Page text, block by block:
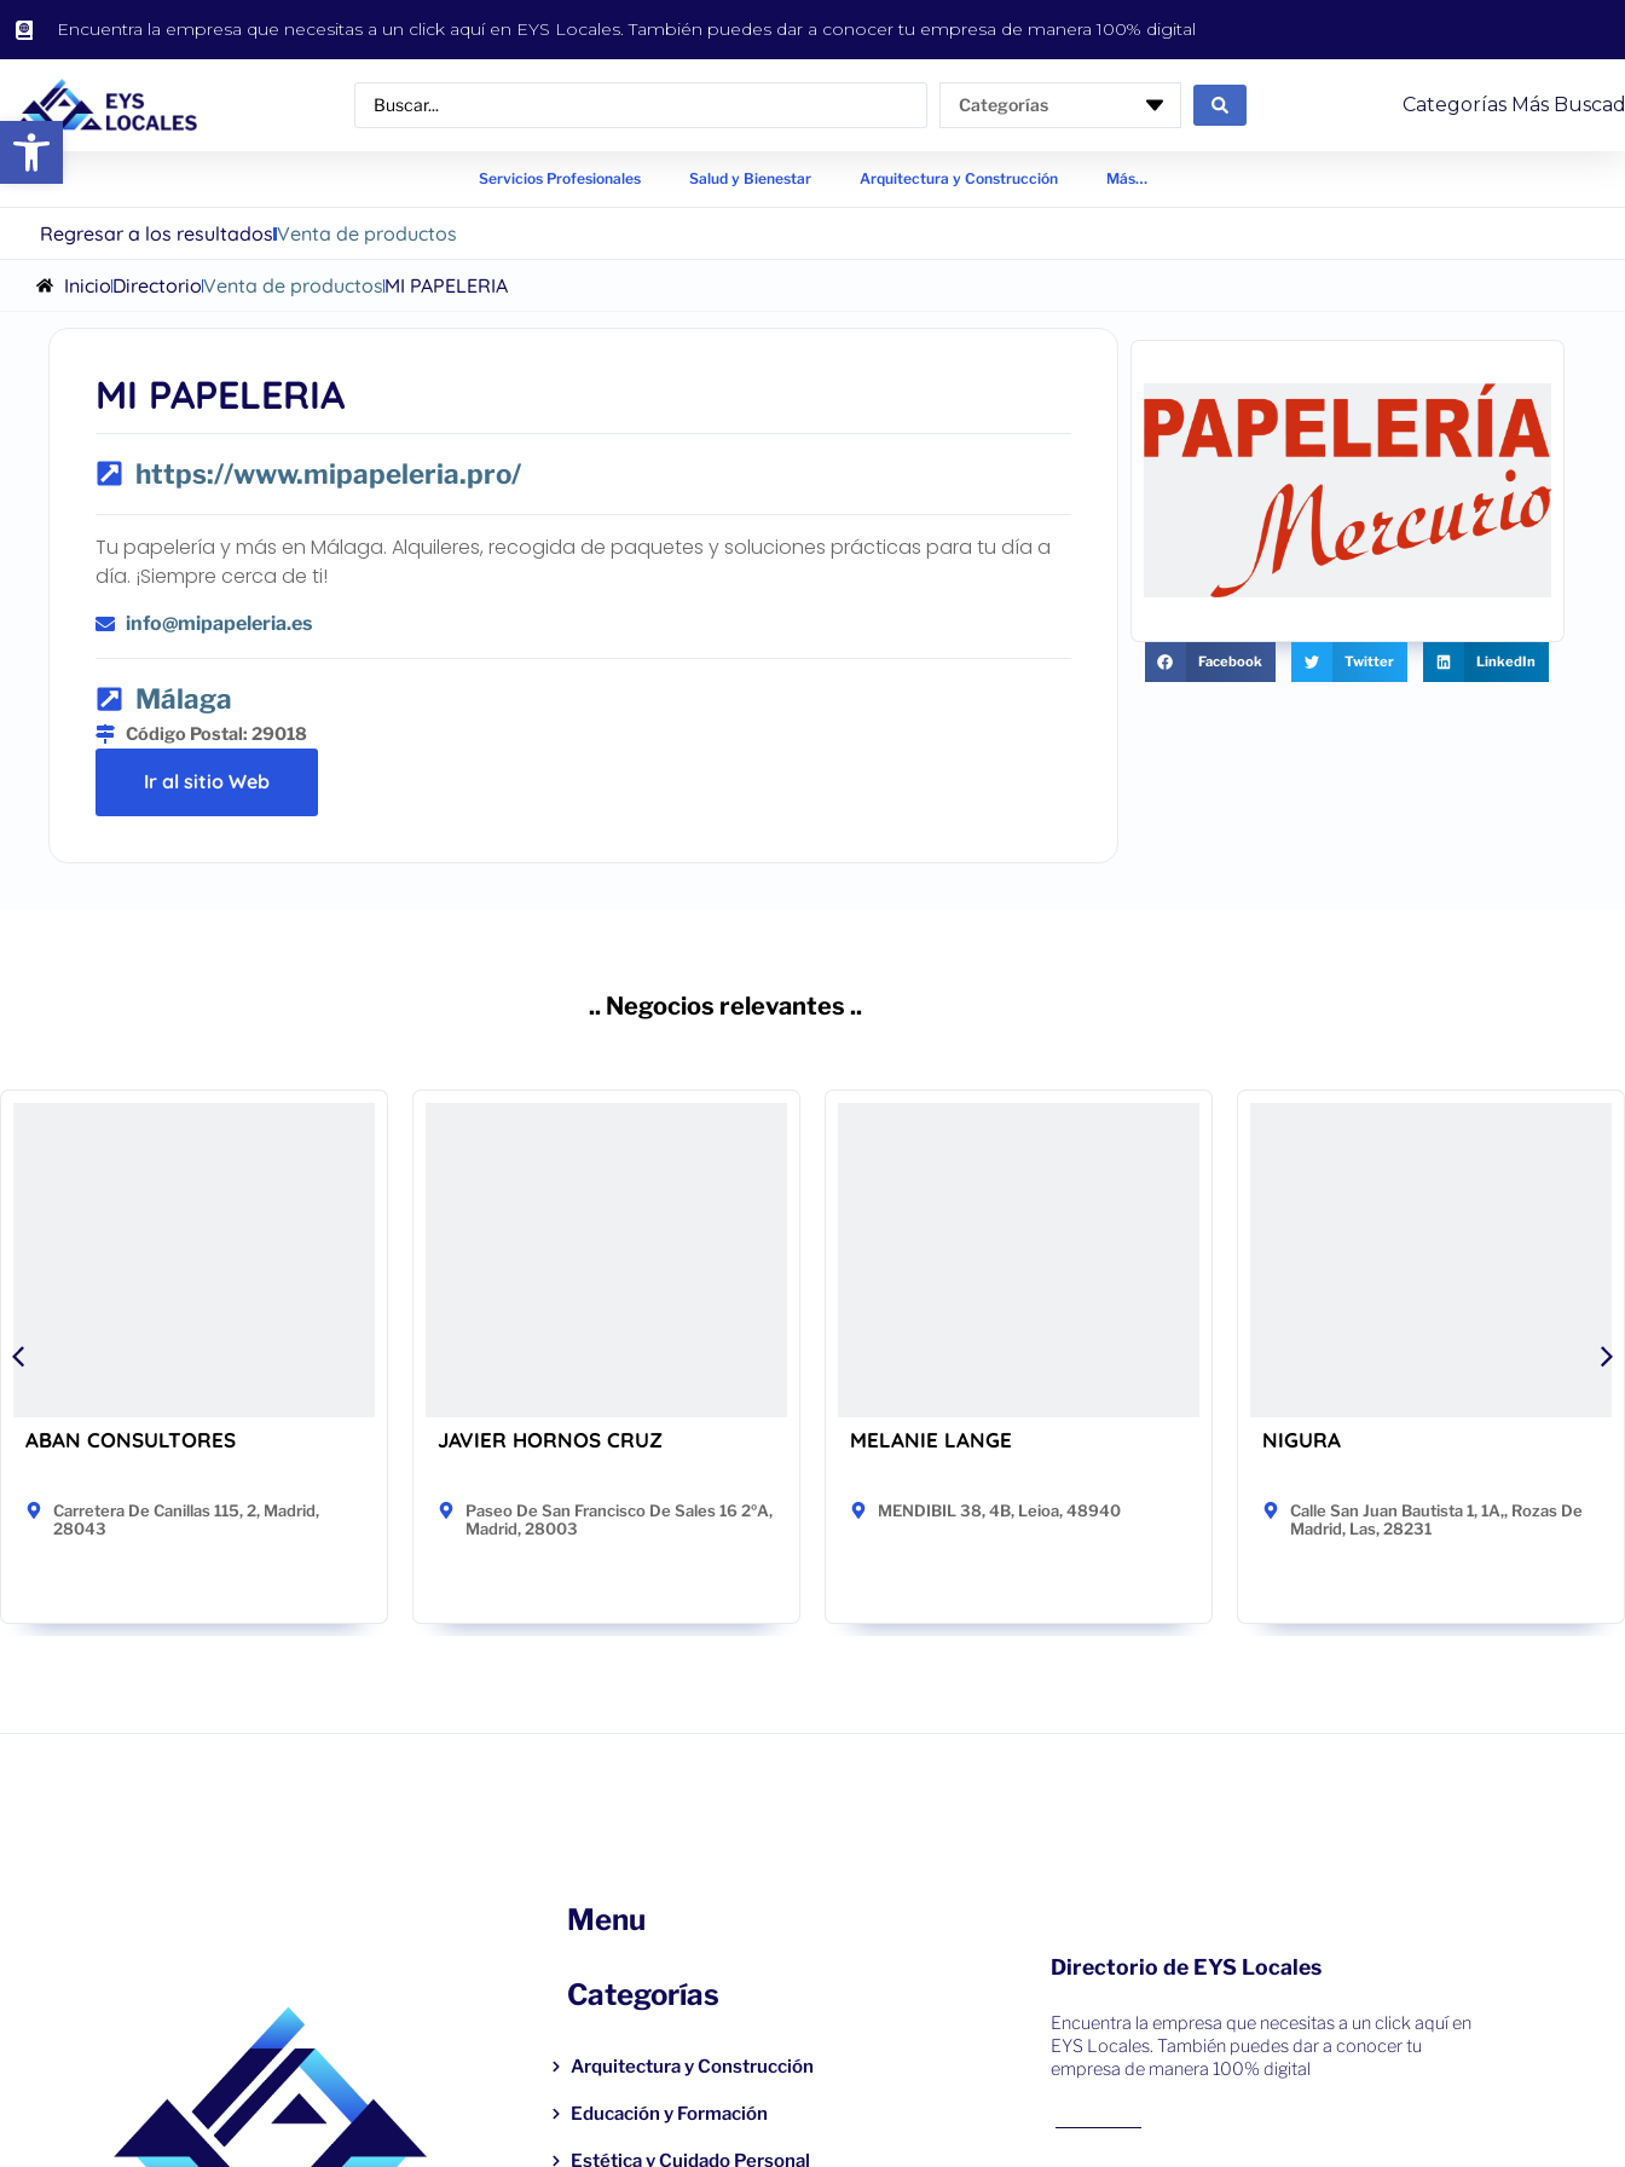
Abrir barra de herramientas
Encuentra la empresa que necesitas a un click aquí en EYS Locales. También puedes dar a conocer tu empresa de manera 100% digital
Categorías Categorías Más
Servicios Profesionales Salud y Bienestar Arquitectura y Construcción Más…
Regresar a los resultadosVenta de productos
InicioDirectorioVenta de productosMI PAPELERIA
MI PAPELERIA
https://www.mipapeleria.pro/
Tu papelería y más en Málaga. Alquileres, recogida de paquetes y soluciones prácticas para tu día a
día. ¡Siempre cerca de ti!
info@mipapeleria.es
Málaga
Código Postal: 29018
Ir al sitio Web
Facebook Twitter LinkedIn
.. Negocios relevantes ..
ABAN CONSULTORES
Carretera De Canillas 115, 2, Madrid,
28043
JAVIER HORNOS CRUZ
Paseo De San Francisco De Sales 16 2ºA,
Madrid, 28003
MELANIE LANGE
MENDIBIL 38, 4B, Leioa, 48940
NIGURA
Calle San Juan Bautista 1, 1A,, Rozas De
Madrid, Las, 28231
Menu
Categorías
Arquitectura y Construcción
Educación y Formación
Estética y Cuidado Personal
Directorio de EYS Locales
Encuentra la empresa que necesitas a un click aquí en
EYS Locales. También puedes dar a conocer tu
empresa de manera 100% digital